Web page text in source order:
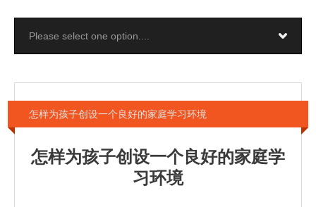
怎样为孩子创设一个良好的家庭学习环境
怎样为孩子创设一个良好的家庭学
习环境